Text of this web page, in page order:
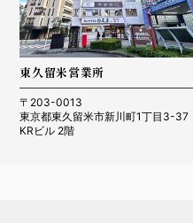
東久留米営業所
〒203-0013
東京都東久留米市新川町1丁目3-37
KRビル 2階